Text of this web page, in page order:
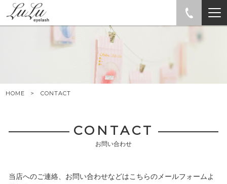
CONTACT
お問い合わせ
HOME CONTACT
当店へのご連絡、お問い合わせなどはこちらのメールフォームよ